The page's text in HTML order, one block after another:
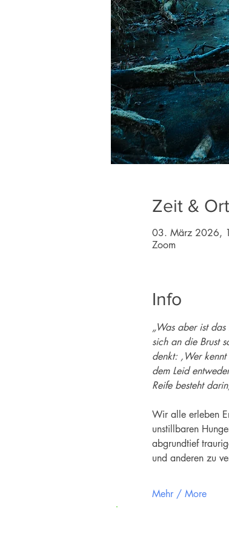
Zeit &
03. März 2026,
Zoom
Info
„Was aber ist
sich an die Brust
denkt: ‚Wer
dem Leid
Reife besteht
Wir alle erleben
unstillbaren
abgrundtief
und anderen zu
Mehr / More